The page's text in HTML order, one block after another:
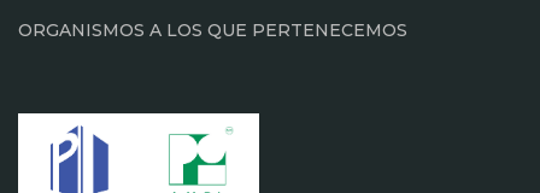
ORGANISMOS A LOS QUE PERTENECEMOS